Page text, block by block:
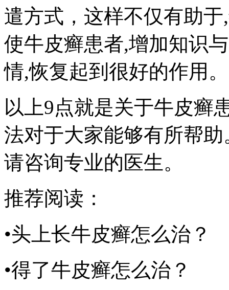
遣方式，这样不仅有助
使牛皮癣患者,增加知识
情,恢复起到很好的作用。
以上9点就是关于牛皮癣
法对于大家能够有所帮
请咨询专业的医生。
推荐阅读：
•头上长牛皮癣怎么治？
•得了牛皮癣怎么治？